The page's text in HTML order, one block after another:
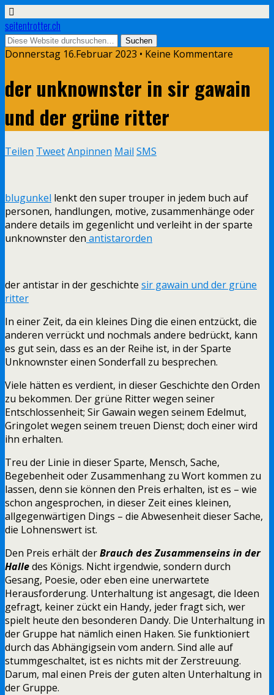
seitentrotter.ch
Donnerstag 16.Februar 2023 • Keine Kommentare
der unknownster in sir gawain
und der grüne ritter
Teilen TweetAnpinnen Mail SMS
blugunkel lenkt den super trouper in jedem buch auf
personen, handlungen, motive, zusammenhänge oder
andere details im gegenlicht und verleiht in der sparte
unknownster den antistarorden
der antistar in der geschichte sir gawain und der grüne
ritter
In einer Zeit, da ein kleines Ding die einen entzückt, die
anderen verrückt und nochmals andere bedrückt, kann
es gut sein, dass es an der Reihe ist, in der Sparte
Unknownster einen Sonderfall zu besprechen.
Viele hätten es verdient, in dieser Geschichte den Orden
zu bekommen. Der grüne Ritter wegen seiner
Entschlossenheit; Sir Gawain wegen seinem Edelmut,
Gringolet wegen seinem treuen Dienst; doch einer wird
ihn erhalten.
Treu der Linie in dieser Sparte, Mensch, Sache,
Begebenheit oder Zusammenhang zu Wort kommen zu
lassen, denn sie können den Preis erhalten, ist es – wie
schon angesprochen, in dieser Zeit eines kleinen,
allgegenwärtigen Dings – die Abwesenheit dieser Sache,
die Lohnenswert ist.
Den Preis erhält derBrauch des Zusammenseins in der
Halledes Königs. Nicht irgendwie, sondern durch
Gesang, Poesie, oder eben eine unerwartete
Herausforderung. Unterhaltung ist angesagt, die Ideen
gefragt, keiner zückt ein Handy, jeder fragt sich, wer
spielt heute den besonderen Dandy. Die Unterhaltung in
der Gruppe hat nämlich einen Haken. Sie funktioniert
durch das Abhängigsein vom andern. Sind alle auf
stummgeschaltet, ist es nichts mit der Zerstreuung.
Darum, mal einen Preis der guten alten Unterhaltung in
der Gruppe.